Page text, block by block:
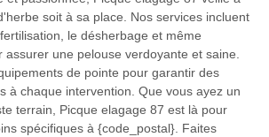
soit à sa place. Nos services incluent
le désherbage et même
assurer une pelouse verdoyante et saine.
de pointe pour garantir des
à chaque intervention. Que vous ayez un
terrain, Picque elagage 87 est là pour
spécifiques à {code_postal}. Faites